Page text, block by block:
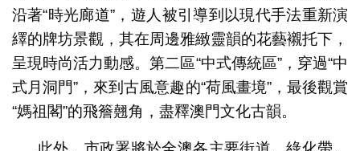
沿著“時光廊道”，遊人被引導到以現代手法重新演
繹的牌坊景觀，其在周邊雅緻靈韻的花藝襯托下，
呈現時尚活力動感。第二區“中式傳統區”，穿過“中
式月洞門”，來到古風意趣的“荷風畫境”，最後觀賞
“媽祖閣”的飛簷翹角，盡釋澳門文化古韻。